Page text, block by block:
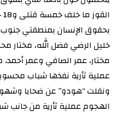
بحقوق الإنسان بمنطقتي جنوب
خليل الرضي فضل الله، مختار
مختار، عمر الصافي وعمر أحمد،
عملية ثأرية نفذها شباب
ونقلت “هودو” عن ضحايا
الهجوم عملية ثأرية من جانب